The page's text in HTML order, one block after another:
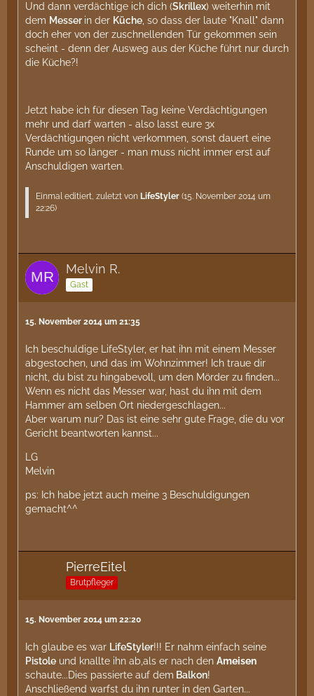
Und dann verdächtige ich dich (Skrillex) weiterhin mit
dem Messer in der Küche , so dass der laute "Knall" dann
doch eher von der zuschnellenden Tür gekommen sein
scheint - denn der Ausweg aus der Küche führt nur durch
die Küche?!
Jetzt habe ich für diesen Tag keine Verdächtigungen
mehr und darf warten - also lasst eure 3x
Verdächtigungen nicht verkommen, sonst dauert eine
Runde um so länger - man muss nicht immer erst auf
Anschuldigen warten.
Einmal editiert, zuletzt von LifeStyler (15. November 2014 um
22:26)
Melvin R.
Gast
15. November 2014 um 21:35
Ich beschuldige LifeStyler, er hat ihn mit einem Messer
abgestochen, und das im Wohnzimmer! Ich traue dir
nicht, du bist zu hingabevoll, um den Mörder zu finden...
Wenn es nicht das Messer war, hast du ihn mit dem
Hammer am selben Ort niedergeschlagen...
Aber warum nur? Das ist eine sehr gute Frage, die du vor
Gericht beantworten kannst...
LG
Melvin
ps: Ich habe jetzt auch meine 3 Beschuldigungen
gemacht^^
PierreEitel
Brutpfleger
15. November 2014 um 22:20
Ich glaube es war LifeStyler!!! Er nahm einfach seine
Pistole und knallte ihn ab,als er nach den Ameisen
schaute...Dies passierte auf dem Balkon!
Anschließend warfst du ihn runter in den Garten...